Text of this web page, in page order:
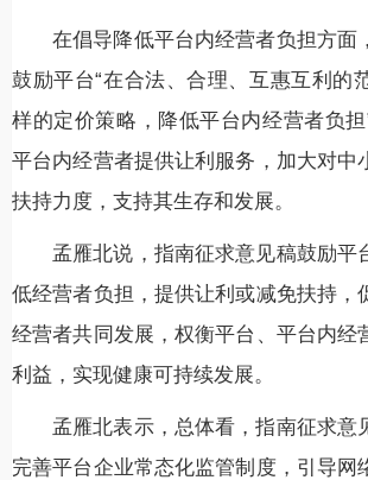
在倡导降低平台内经营者负担方面
鼓励平台“在合法、合理、互惠互利的
样的定价策略，降低平台内经营者负
平台内经营者提供让利服务，加大对中
扶持力度，支持其生存和发展。
孟雁北说，指南征求意见稿鼓励平
低经营者负担，提供让利或减免扶持，
经营者共同发展，权衡平台、平台内经
利益，实现健康可持续发展。
孟雁北表示，总体看，指南征求意
完善平台企业常态化监管制度，引导网